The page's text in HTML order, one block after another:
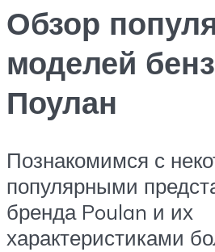
Обзор
моделей
Поулан
Познакомимся с
популярными
бренда Poulan и их
характеристиками